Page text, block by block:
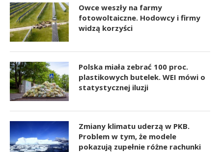
Owce weszły na farmy
fotowoltaiczne. Hodowcy i firmy
widzą korzyści
Polska miała zebrać 100 proc.
plastikowych butelek. WEI mówi o
statystycznej iluzji
Zmiany klimatu uderzą w PKB.
Problem w tym, że modele
pokazują zupełnie różne rachunki